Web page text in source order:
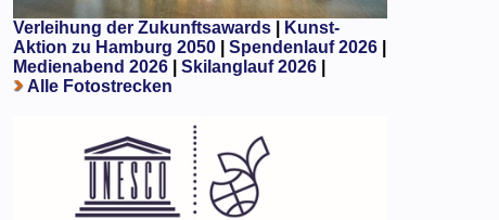
Verleihung der Zukunftsawards|
Kunst-
Aktion zu Hamburg 2050
Spendenlauf 2026|
Medienabend 2026| Skilanglauf 2026|
Alle Fotostrecken